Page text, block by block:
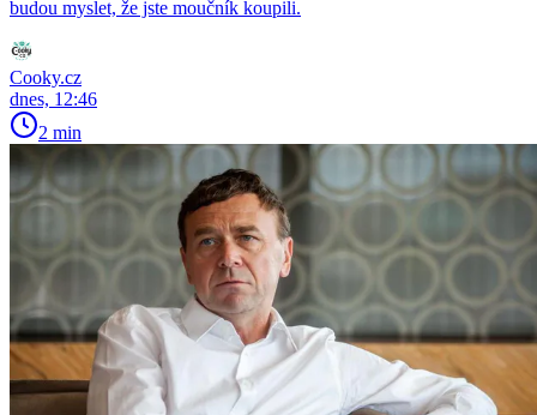
budou myslet, že jste moučník koupili.
Cooky.cz
dnes, 12:46
2 min